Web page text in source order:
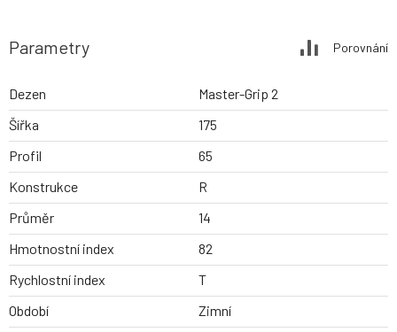
Parametry Porovnání
Dezen
Master-Grip 2
Šířka
175
Profil
65
Konstrukce
R
Průměr
14
Hmotnostní index
82
Rychlostní index
T
Období
Zimní